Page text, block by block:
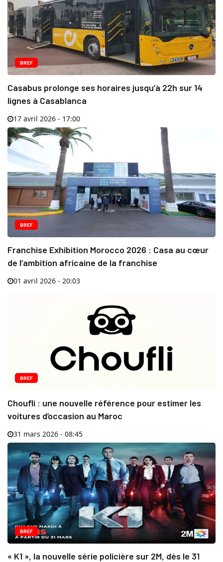
BREF
Casabus prolonge ses horaires jusqu’à 22h sur 14
lignes à Casablanca
17 avril 2026 - 17:00
BREF
Franchise Exhibition Morocco 2026 : Casa au cœur
de l’ambition africaine de la franchise
01 avril 2026 - 20:03
BREF
Choufli : une nouvelle référence pour estimer les
voitures d’occasion au Maroc
31 mars 2026 - 08:45
BREF
« K1 », la nouvelle série policière sur 2M, dès le 31